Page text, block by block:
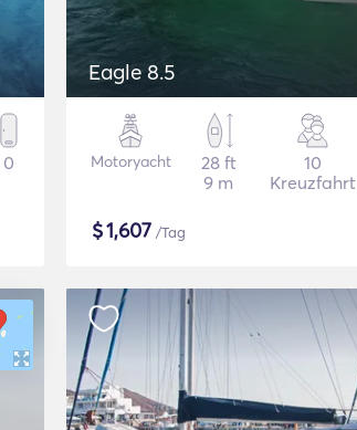
0
Eagle 8.5
Motoryacht
28 ft
9 m
10
Kreuzfahrt
$1,607 /Tag